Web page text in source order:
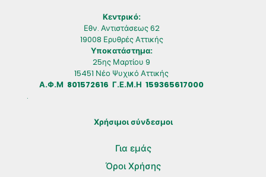
Κεντρικό:
Εθν. Αντιστάσεως 62
19008 Ερυθρές Αττικής
Υποκατάστημα:
25ης Μαρτίου 9
15451 Νέο Ψυχικό Αττικής
Α.Φ.Μ 801572616 Γ.Ε.Μ.Η 159365617000
.
Χρήσιμοι σύνδεσμοι
Για εμάς
Όροι Χρήσης